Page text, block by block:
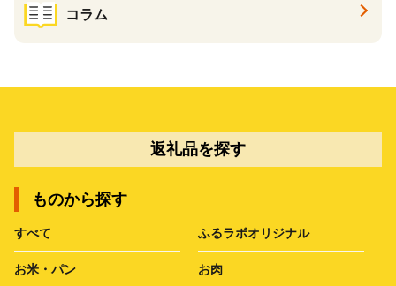
コラム
返礼品を探す
ものから探す
すべて ふるラボオリジナル
お米・パン お肉